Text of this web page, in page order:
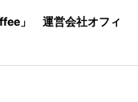
」 運営会社オフィ